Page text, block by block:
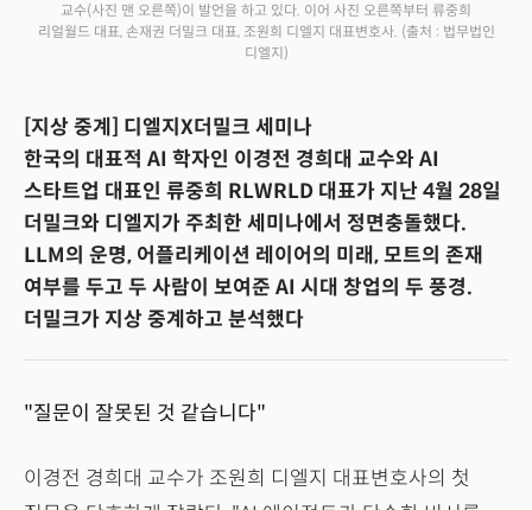
교수(사진 맨 오른쪽)이 발언을 하고 있다. 이어 사진 오른쪽부터 류중희
리얼월드 대표, 손재권 더밀크 대표, 조원희 디엘지 대표변호사. (출처 : 법무법인
디엘지)
[지상 중계] 디엘지X더밀크 세미나
한국의 대표적 AI 학자인 이경전 경희대 교수와 AI
스타트업 대표인 류중희 RLWRLD 대표가 지난 4월 28일
더밀크와 디엘지가 주최한 세미나에서 정면충돌했다.
LLM의 운명, 어플리케이션 레이어의 미래, 모트의 존재
여부를 두고 두 사람이 보여준 AI 시대 창업의 두 풍경.
더밀크가 지상 중계하고 분석했다
"질문이 잘못된 것 같습니다"
이경전 경희대 교수가 조원희 디엘지 대표변호사의 첫